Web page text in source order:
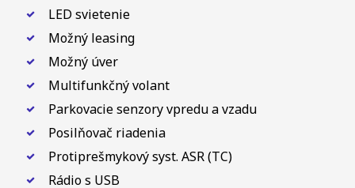
LED svietenie
Možný leasing
Možný úver
Multifunkčný volant
Parkovacie senzory vpredu a vzadu
Posilňovač riadenia
Protiprešmykový syst. ASR (TC)
Rádio s USB